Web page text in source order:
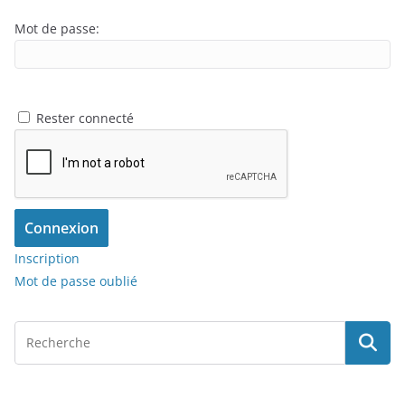
Mot de passe:
Rester connecté
Connexion
Inscription
Mot de passe oublié